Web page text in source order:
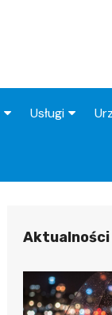
Usługi
Aktualności